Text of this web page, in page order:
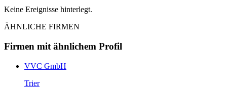
Keine Ereignisse hinterlegt.
ÄHNLICHE FIRMEN
Firmen mit ähnlichem Profil
VVC GmbH
Trier